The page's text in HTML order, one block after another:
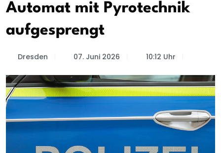
Automat mit Pyrotechnik
aufgesprengt
Dresden 07. Juni 2026 10:12 Uhr